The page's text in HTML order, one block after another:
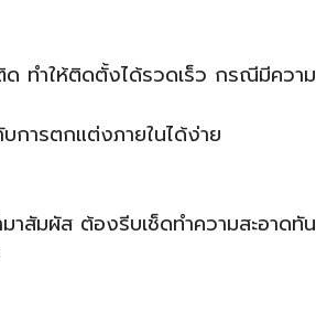
ทำให้ติดตั้งได้รวดเร็ว กรณีมีความ
การตกแต่งภายในได้ง่าย
สัมผัส ต้องรีบเช็ดทำความสะอาดทั